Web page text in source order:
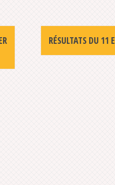
RÉSULTATS DU 11